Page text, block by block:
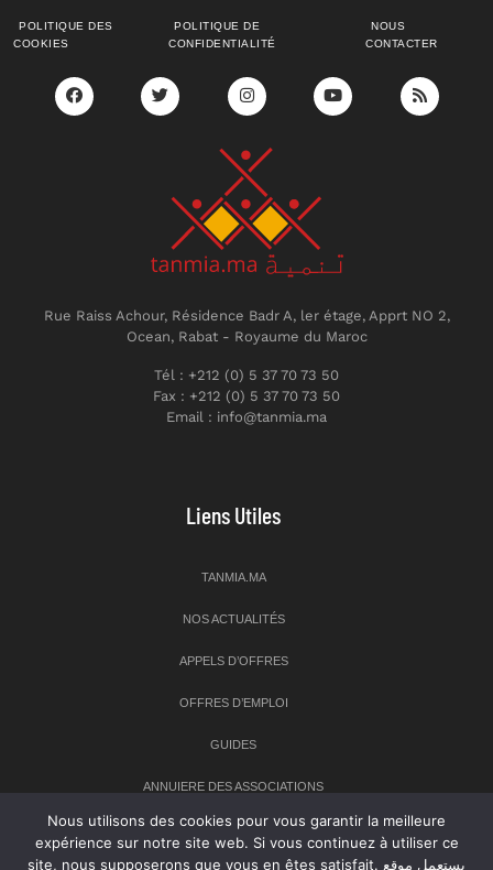
POLITIQUE DES
COOKIES
POLITIQUE DE
CONFIDENTIALITÉ
NOUS
CONTACTER
Rue Raiss Achour, Résidence Badr A, ler étage, Apprt NO 2,
Ocean, Rabat - Royaume du Maroc
Tél : +212 (0) 5 37 70 73 50
Fax : +212 (0) 5 37 70 73 50
Email : info@tanmia.ma
Liens Utiles
TANMIA.MA
NOS ACTUALITÉS
APPELS D’OFFRES
OFFRES D’EMPLOI
GUIDES
ANNUIERE DES ASSOCIATIONS
Newsletter
Nous utilisons des cookies pour vous garantir la meilleure
expérience sur notre site web. Si vous continuez à utiliser ce
site, nous supposerons que vous en êtes satisfait. يستعمل موقع